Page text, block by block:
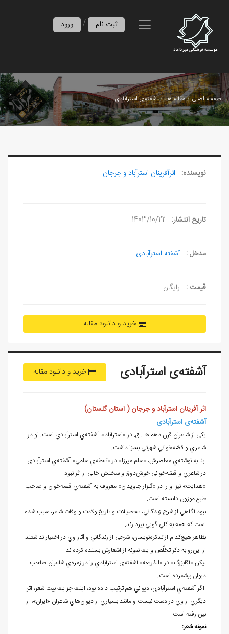
ورود / ثبت نام
صفحه اصلی مقاله ها آشفته‌ی استرآبادی
نویسنده: اثرآفرينان استرآباد و جرجان
تاریخ انتشار: 1403/10/22
مدخل : آشفته استرآبادی
قیمت : رایگان
خرید و دانلود مقاله
خرید و دانلود مقاله آشفته‌ی استرآبادی
اثر آفرينان استرآباد و جرجان ( استان گلستان)
آشفته‌ی استرآبادی
يكي از شاعران قرن دهم هـ. ق. در «استرآباد»، آشفته‌ي استرآبادي است. او در
شاعري و قصّهخواني شهرتي بسزا داشت.
بنا به نوشتهي معاصرش، «سام ميرزا» در «تحفه‌ي سامي» آشفته‌ي استرآبادي
در شاعري و قصّهخواني خوش‌ذوق و سخنش خالي از اثر نبود.
«هدايت» نيز او را در «گلزار جاويدان» معروف به آشفته‌ي قصهخوان و صاحب
طبع موزون دانسته است.
نبود آگاهي از شرح زندگاني، تحصيلات و تاريخ ولادت و وفات شاعر، سبب شده
است که همه به کلي گويي بپردازند.
بظاهر هيچ‌كدام از تذكرهنويسان، شرحي از زندگاني و آثار وي در اختيار نداشتند.
از اينرو به ذكر تخلّص و يك نمونه از اشعارش بسنده كردهاند.
ليكن «آقابزرگ» در «الذريعه» آشفته‌ي استرآبادي را در زمرهي شاعران صاحب
ديوان برشمرده است.
اگر آشفته‌ي استرآبادي، ديواني هم ترتيب داده بود، اينك جز يك بيت شعر، اثر
ديگري از وي در دست نيست و مانند بسياري از ديوانهاي شاعران «ايران»، از
بين رفته است.
نمونه شعر: